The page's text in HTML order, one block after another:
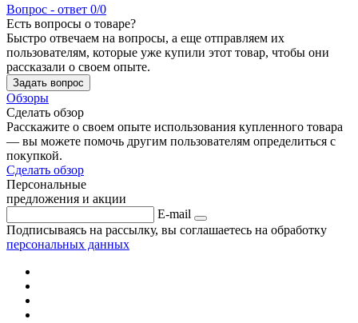
Вопрос - ответ 0/0
Есть вопросы о товаре?
Быстро отвечаем на вопросы, а еще отправляем их
пользователям, которые уже купили этот товар, чтобы они
рассказали о своем опыте.
Задать вопрос
Обзоры
Сделать обзор
Расскажите о своем опыте использования купленного товара
— вы можете помочь другим пользователям определиться с
покупкой.
Сделать обзор
Персональные
предложения и акции
E-mail
Подписываясь на рассылку, вы соглашаетесь на обработку
персональных данных